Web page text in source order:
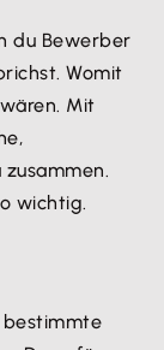
du Bewerber
Womit
Mit
wichtig.
bestimmte